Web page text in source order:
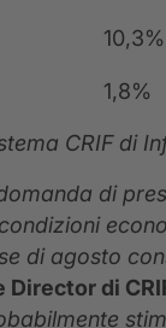
10,3%
1,8%
CRIF di
di
di agosto
Director di